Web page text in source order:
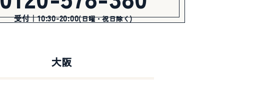
受付｜10:30-20:00(日曜・祝日除く)
大阪